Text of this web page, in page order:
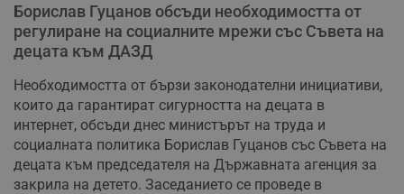
Борислав Гуцанов обсъди необходимостта от
регулиране на социалните мрежи със Съвета на
децата към ДАЗД
Необходимостта от бързи законодателни инициативи,
които да гарантират сигурността на децата в
интернет, обсъди днес министърът на труда и
социалната политика Борислав Гуцанов със Съвета на
децата към председателя на Държавната агенция за
закрила на детето. Заседанието се проведе в